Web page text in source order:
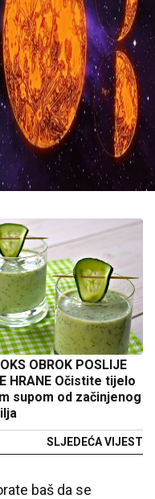
OBROK POSLIJE
HRANE Očistite tijelo
supom od začinjenog
SLJEDEĆA VIJEST
baš da se